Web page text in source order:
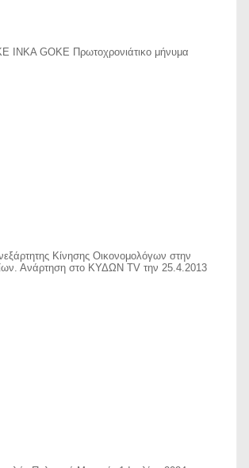
INKA GOKE Πρωτοχρονιάτικο μήνυμα
Κίνησης Οικονομολόγων στην
Ανάρτηση στο ΚΥΔΩΝ TV την 25.4.2013